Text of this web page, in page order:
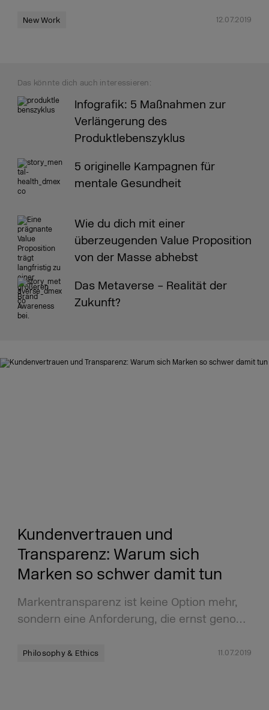
New Work 12.07.2019
Das könnte dich auch interessieren:
Infografik: 5 Maßnahmen zur
Verlängerung des
Produktlebenszyklus
5 originelle Kampagnen für
mentale Gesundheit
Wie du dich mit einer
überzeugenden Value Proposition
von der Masse abhebst
Das Metaverse – Realität der
Zukunft?
Kundenvertrauen und
Transparenz: Warum sich
Marken so schwer damit tun
Markentransparenz ist keine Option mehr,
sondern eine Anforderung, die ernst geno…
Philosophy & Ethics 11.07.2019